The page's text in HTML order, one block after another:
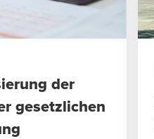
der
gesetzlichen